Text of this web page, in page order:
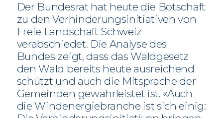
Der Bundesrat hat heute die Botschaft
zu den Verhinderungsinitiativen von
Freie Landschaft Schweiz
verabschiedet. Die Analyse des
Bundes zeigt, dass das Waldgesetz
den Wald bereits heute ausreichend
schützt und auch die Mitsprache der
Gemeinden gewährleistet ist. «Auch
die Windenergiebranche ist sich einig: